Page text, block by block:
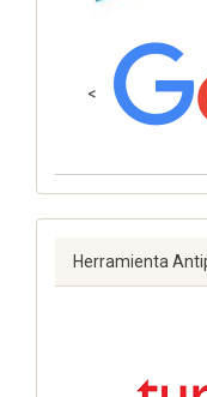
<
Herramienta